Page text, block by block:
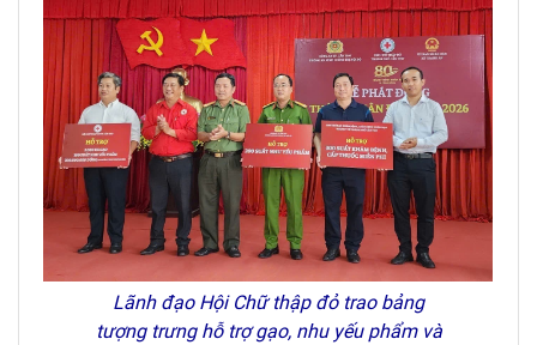
Lãnh đạo Hội Chữ thập đỏ trao bảng
tượng trưng hỗ trợ gạo, nhu yếu phẩm và